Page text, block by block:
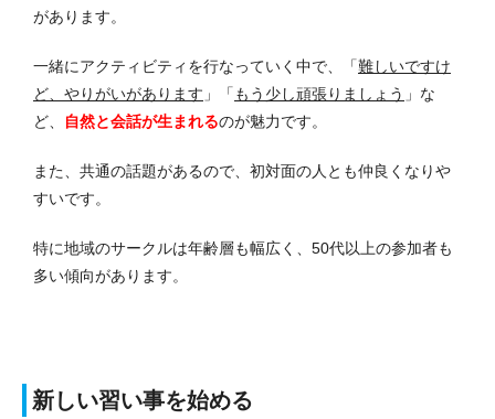
があります。
一緒にアクティビティを行なっていく中で、「難しいですけ
ど、やりがいがあります 」「もう少し頑張りましょう 」な
ど、
自然と会話が生まれるのが魅力です。
また、共通の話題があるので、初対面の人とも仲良くなりや
すいです。
特に地域のサークルは年齢層も幅広く、50代以上の参加者も
多い傾向があります。
新しい習い事を始める